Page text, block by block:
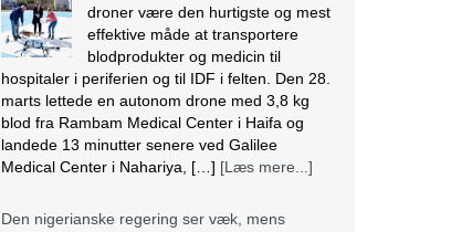
droner være den hurtigste og mest
effektive måde at transportere
blodprodukter og medicin til
hospitaler i periferien og til IDF i felten. Den 28.
marts lettede en autonom drone med 3,8 kg
blod fra Rambam Medical Center i Haifa og
landede 13 minutter senere ved Galilee
Medical Center i Nahariya, […] [Læs mere...]
Den nigerianske regering ser væk, mens